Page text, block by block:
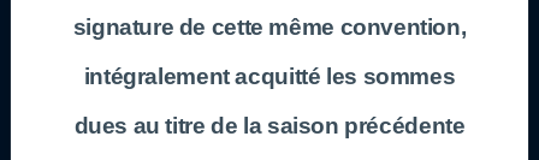
signature de cette même convention,
intégralement acquitté les sommes
dues au titre de la saison précédente